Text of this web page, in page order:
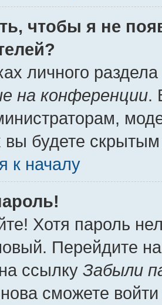
чтобы я не
личного
на конференции.
вы будете
к началу
Хотя пароль
Перейдите
ссылку Забыли
сможете